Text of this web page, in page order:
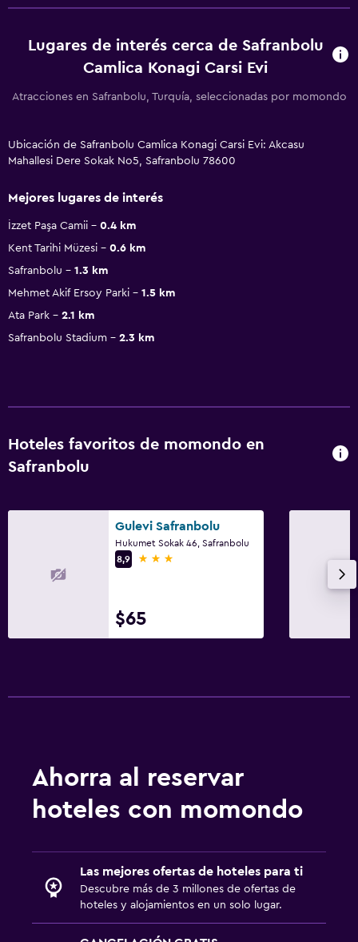
Lugares de interés cerca de Safranbolu
Camlica Konagi Carsi Evi
Atracciones en Safranbolu, Turquía, seleccionadas por momondo
Ubicación de Safranbolu Camlica Konagi Carsi Evi: Akcasu
Mahallesi Dere Sokak No5, Safranbolu 78600
Mejores lugares de interés
İzzet Paşa Camii
0.4 km
Kent Tarihi Müzesi
0.6 km
Safranbolu
1.3 km
Mehmet Akif Ersoy Parki
1.5 km
Ata Park
2.1 km
Safranbolu Stadium
2.3 km
Hoteles favoritos de momondo en
Safranbolu
Gulevi Safranbolu
Hukumet Sokak 46, Safranbolu
8,9
3 estrellas
$65
Ahorra al reservar
hoteles con momondo
Las mejores ofertas de hoteles para ti
Descubre más de 3 millones de ofertas de
hoteles y alojamientos en un solo lugar.